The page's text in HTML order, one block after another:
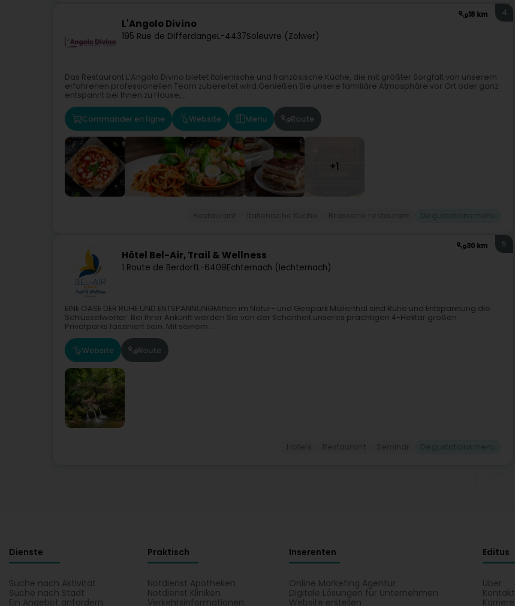
18 km
L'Angolo Divino
195 Rue de DifferdangeL-4437Soleuvre (Zolwer)
4
Das Restaurant L’Angolo Divino bietet italienische und französische Küche, die mit größter Sorgfalt von unserem
erfahrenen professionellen Team zubereitet wird.Genießen Sie unsere familiäre Atmosphäre vor Ort oder ganz
entspannt bei Ihnen zu Hause,...
Commander en ligne Website Menu Route
+1
30 km
Hôtel Bel-Air, Trail & Wellness
1 Route de BerdorfL-6409Echternach (Iechternach)
5
EINE OASE DER RUHE UND ENTSPANNUNGMitten im Natur- und Geopark Müllerthal sind Ruhe und Entspannung die
Schlüsselwörter. Bei Ihrer Ankunft werden Sie von der Schönheit unseres prächtigen 4-Hektar großen
Privatparks fasziniert sein. Mit seinem...
Website Route
Dienste
Suche nach Aktivität
Suche nach Stadt
Ein Angebot anfordern
Praktisch
Notdienst Apotheken
Notdienst Kliniken
Verkehrsinformationen
Inserenten
Online Marketing Agentur
Digitale Lösungen für Unternehmen
Website erstellen
Editus
Über
Kontakt
Karriere